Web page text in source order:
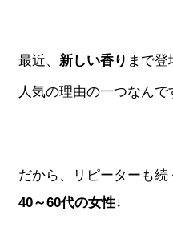
最近、 新しい香り まで登
人気の理由の一つなんで
だから、リピーターも
40～60代の女性↓